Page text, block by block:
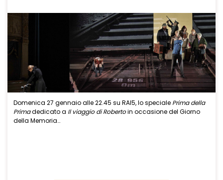
Domenica 27 gennaio alle 22.45 su RAI5, lo speciale Prima della
Primadedicato a Il viaggio di Robertoin occasione del Giorno
della Memoria…